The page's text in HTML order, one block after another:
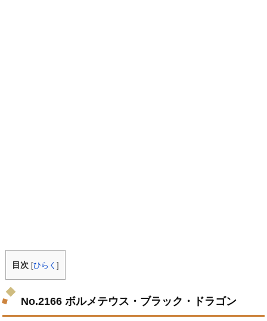
目次 [ひらく]
No.2166 ボルメテウス・ブラック・ドラゴン